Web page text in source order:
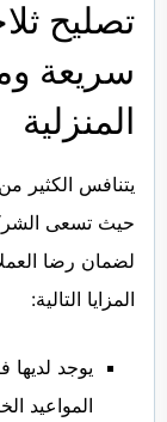
تصليح
سريعة
المنزلية
يتنافس الكثير
حيث تسعى
لضمان رضا
المزايا التالية:
يوجد لديها
المواعيد